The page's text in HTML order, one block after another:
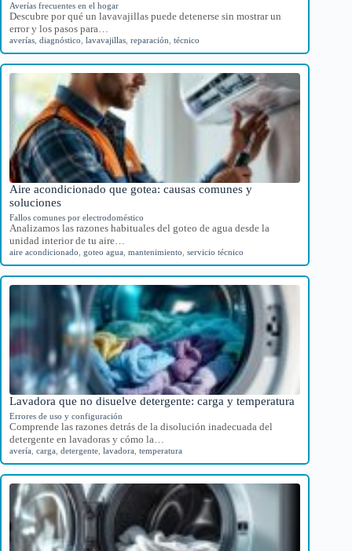
Averías frecuentes en el hogar
Descubre por qué un lavavajillas puede detenerse sin mostrar un
error y los pasos para…
averías diagnóstico lavavajillas reparación técnico
Aire acondicionado que gotea: causas comunes y
soluciones
Fallos comunes por electrodoméstico
Analizamos las razones habituales del goteo de agua desde la
unidad interior de tu aire…
aire acondicionado goteo agua mantenimiento servicio técnico
Lavadora que no disuelve detergente: carga y temperatura
Errores de uso y configuración
Comprende las razones detrás de la disolución inadecuada del
detergente en lavadoras y cómo la…
avería carga detergente lavadora temperatura